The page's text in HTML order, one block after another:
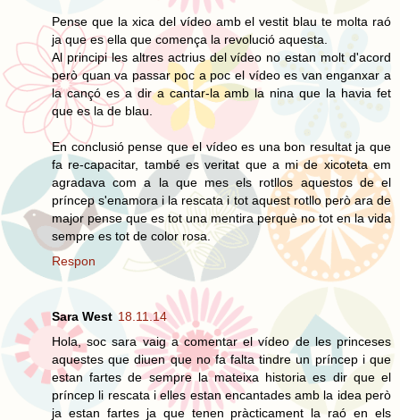
Pense que la xica del vídeo amb el vestit blau te molta raó
ja que es ella que comença la revolució aquesta.
Al principi les altres actrius del vídeo no estan molt d'acord
però quan va passar poc a poc el vídeo es van enganxar a
la cançó es a dir a cantar-la amb la nina que la havia fet
que es la de blau.
En conclusió pense que el vídeo es una bon resultat ja que
fa re-capacitar, també es veritat que a mi de xicoteta em
agradava com a la que mes els rotllos aquestos de el
príncep s'enamora i la rescata i tot aquest rotllo però ara de
major pense que es tot una mentira perquè no tot en la vida
sempre es tot de color rosa.
Respon
Sara West 18.11.14
Hola, soc sara vaig a comentar el vídeo de les princeses
aquestes que diuen que no fa falta tindre un príncep i que
estan fartes de sempre la mateixa historia es dir que el
príncep li rescata i elles estan encantades amb la idea però
ja estan fartes ja que tenen pràcticament la raó en els